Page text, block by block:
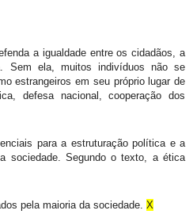
a igualdade entre os cidadãos, a
Sem ela, muitos indivíduos não se
estrangeiros em seu próprio lugar de
defesa nacional, cooperação dos
para a estruturação política e a
sociedade. Segundo o texto, a ética
pela maioria da sociedade. X